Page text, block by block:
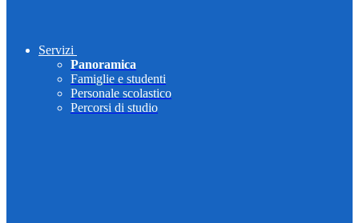
Servizi
Panoramica
Famiglie e studenti
Personale scolastico
Percorsi di studio